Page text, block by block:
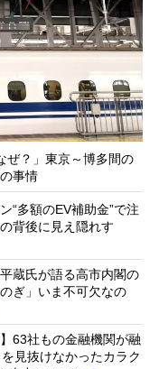
ぜ？」東京～博多間の
事情
“多額のEV補助金”で注
背後に見え隠れす
蔵氏が語る高市内閣の
ぎ」いま不可欠なの
63社もの金融機関が融
見抜けなかったカラク